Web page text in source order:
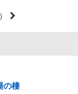
の棲